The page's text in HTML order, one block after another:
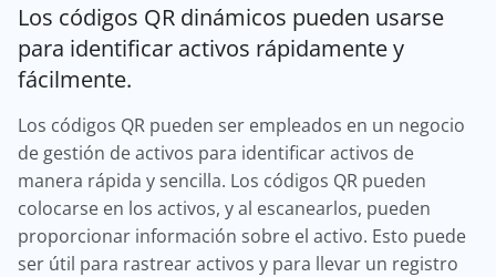
Los códigos QR dinámicos pueden usarse
para identificar activos rápidamente y
fácilmente.
Los códigos QR pueden ser empleados en un negocio
de gestión de activos para identificar activos de
manera rápida y sencilla. Los códigos QR pueden
colocarse en los activos, y al escanearlos, pueden
proporcionar información sobre el activo. Esto puede
ser útil para rastrear activos y para llevar un registro